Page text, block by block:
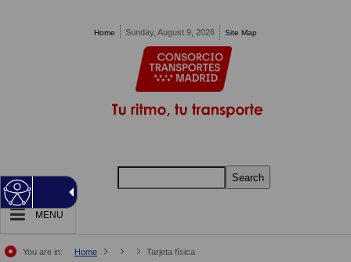
Home Sunday, August 9, 2026 Site Map
Search
MENU
You are in: Home Tarjeta física